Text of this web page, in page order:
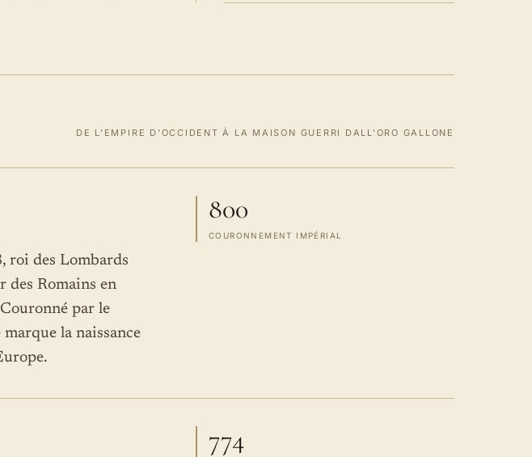
DE L'EMPIRE D'OCCIDENT À LA MAISON GUERRI DALL'ORO GALLONE
roi des Lombards
des Romains en
par le
la naissance
800
COURONNEMENT IMPÉRIAL
774